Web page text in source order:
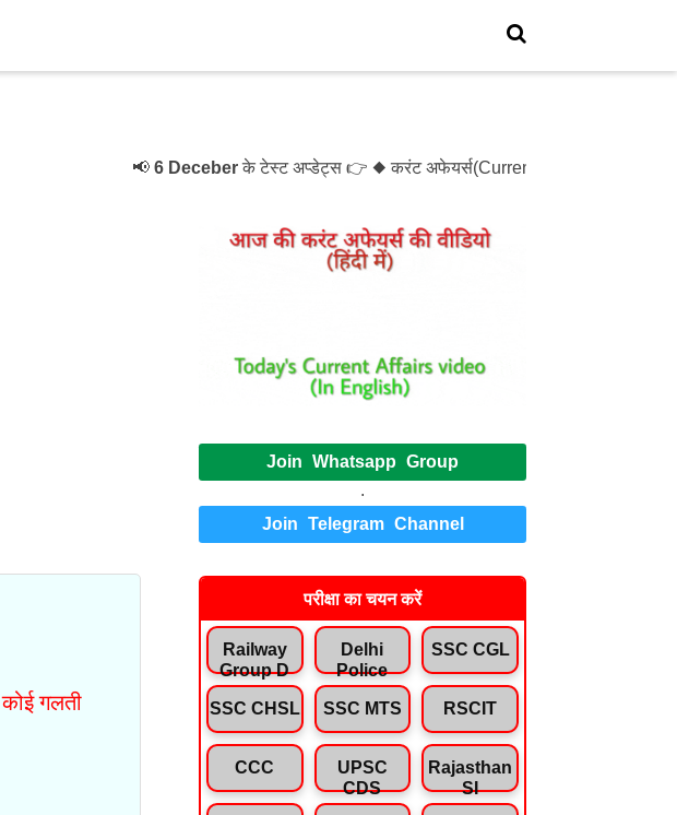
6 Deceberके टेस्ट अप्डेट्स 👉 ◆ करंट अफेयर्स(Current Affairs)- Test- 1214 ◆
गलती
Join Whatsapp Group
.
Join Telegram Channel
परीक्षा का चयन करें
Railway
Group D
Delhi
Police
SSC CGL
SSC CHSL SSC MTS RSCIT
CCC
UPSC
CDS
Rajasthan
SI